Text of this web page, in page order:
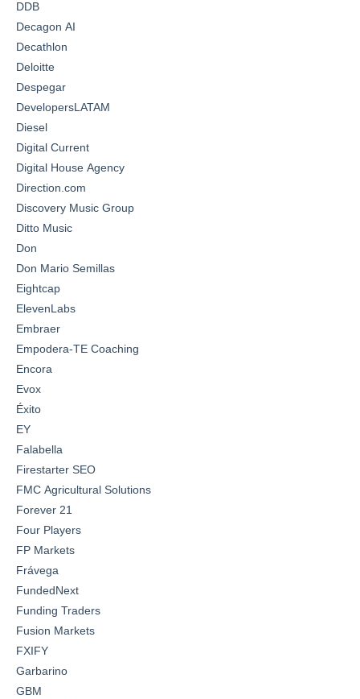
DDB
Decagon AI
Decathlon
Deloitte
Despegar
DevelopersLATAM
Diesel
Digital Current
Digital House Agency
Direction.com
Discovery Music Group
Ditto Music
Don
Don Mario Semillas
Eightcap
ElevenLabs
Embraer
Empodera-TE Coaching
Encora
Evox
Éxito
EY
Falabella
Firestarter SEO
FMC Agricultural Solutions
Forever 21
Four Players
FP Markets
Frávega
FundedNext
Funding Traders
Fusion Markets
FXIFY
Garbarino
GBM